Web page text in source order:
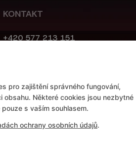
KONTAKT
+420 577 213 151
IČ: 46992308
pro zajištění správného fungování,
obsahu. Některé cookies jsou nezbytné
s vaším souhlasem.
ochrany osobních údajů.